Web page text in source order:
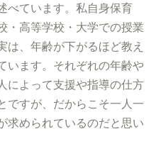
べています。私自身保育
・高等学校・大学での授業
は、年齢が下がるほど教え
います。それぞれの年齢や
によって支援や指導の仕方
ですが、だからこそ一人一
求められているのだと思い